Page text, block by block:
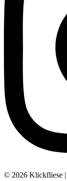
© 2026 Klickfliese